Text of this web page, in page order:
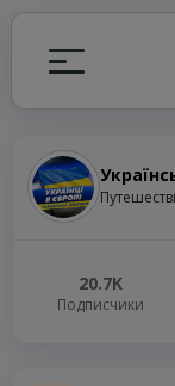
20.7K
Подписчики